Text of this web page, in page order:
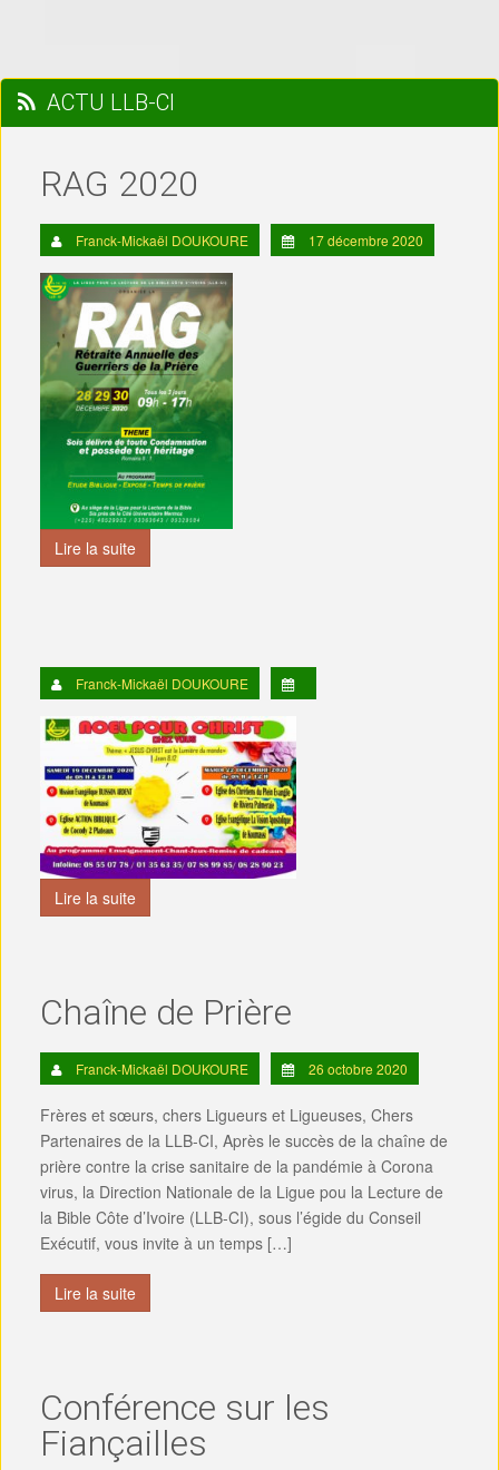
ACTU LLB-CI
RAG 2020
Franck-Mickaël DOUKOURE 17 décembre 2020
Lire la suite
Franck-Mickaël DOUKOURE
Lire la suite
Chaîne de Prière
Franck-Mickaël DOUKOURE 26 octobre 2020
Frères et sœurs, chers Ligueurs et Ligueuses, Chers
Partenaires de la LLB-CI, Après le succès de la chaîne de
prière contre la crise sanitaire de la pandémie à Corona
virus, la Direction Nationale de la Ligue pou la Lecture de
la Bible Côte d’Ivoire (LLB-CI), sous l’égide du Conseil
Exécutif, vous invite à un temps […]
Lire la suite
Conférence sur les
Fiançailles